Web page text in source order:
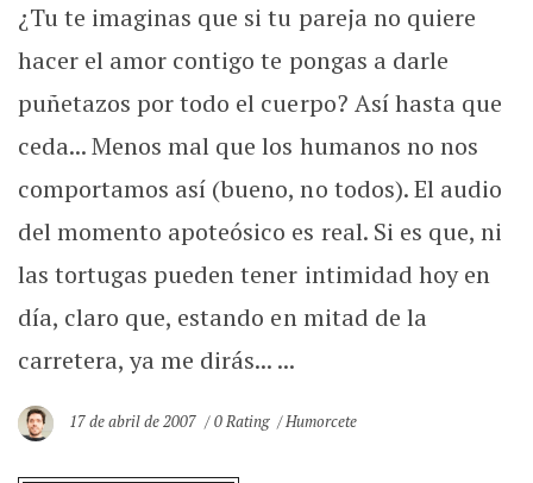
¿Tu te imaginas que si tu pareja no quiere
hacer el amor contigo te pongas a darle
puñetazos por todo el cuerpo? Así hasta que
ceda... Menos mal que los humanos no nos
comportamos así (bueno, no todos). El audio
del momento apoteósico es real. Si es que, ni
las tortugas pueden tener intimidad hoy en
día, claro que, estando en mitad de la
carretera, ya me dirás... ...
17 de abril de 2007 0 Rating Humorcete